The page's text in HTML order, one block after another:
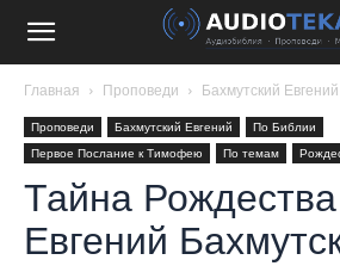
Главная Проповеди Бахмутский Евгений
Проповеди Бахмутский Евгений
По Библии
Первое Послание к Тимофею
По темам
Тайна
Евгений